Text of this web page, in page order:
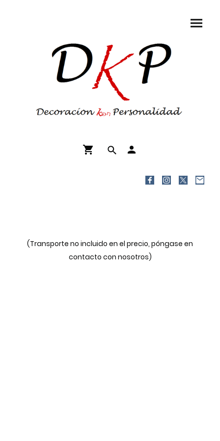
(Transporte no incluido en el precio, póngase en
contacto con nosotros)